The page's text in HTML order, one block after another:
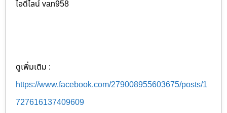
ไอดีไลน์ van958
ดูเพิ่มเติม :
https://www.facebook.com/279008955603675/posts/1
727616137409609